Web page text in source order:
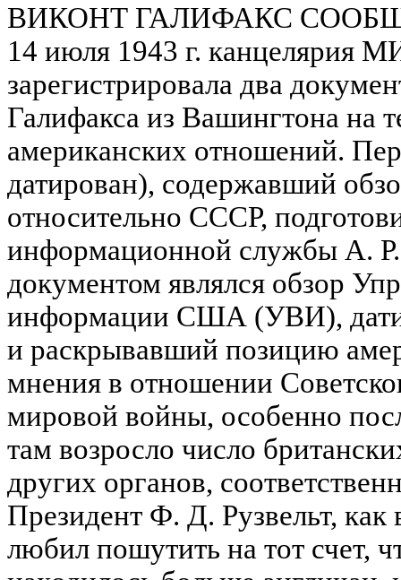
ВИКОНТ ГАЛИФАКС
14 июля 1943 г. канцелярия
зарегистрировала два
Галифакса из Вашингтона на
американских отношений.
датирован), содержавший
относительно СССР,
информационной службы А.
документом являлся обзор
информации США (УВИ),
и раскрывавший позицию
мнения в отношении
мировой войны, особенно
там возросло число
других органов,
Президент Ф. Д. Рузвельт, как
любил пошутить на тот счет,